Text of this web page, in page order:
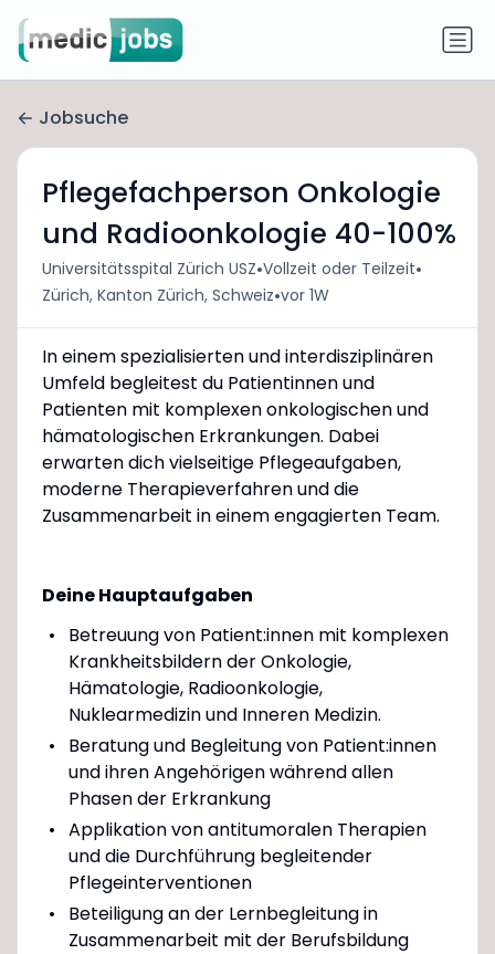
Jobsuche
Pflegefachperson Onkologie
und Radioonkologie 40-100%
Universitätsspital Zürich USZ•Vollzeit oder Teilzeit•
Zürich, Kanton Zürich, Schweiz•vor 1W
In einem spezialisierten und interdisziplinären
Umfeld begleitest du Patientinnen und
Patienten mit komplexen onkologischen und
hämatologischen Erkrankungen. Dabei
erwarten dich vielseitige Pflegeaufgaben,
moderne Therapieverfahren und die
Zusammenarbeit in einem engagierten Team.
Deine Hauptaufgaben
Betreuung von Patient:innen mit komplexen
Krankheitsbildern der Onkologie,
Hämatologie, Radioonkologie,
Nuklearmedizin und Inneren Medizin.
Beratung und Begleitung von Patient:innen
und ihren Angehörigen während allen
Phasen der Erkrankung
Applikation von antitumoralen Therapien
und die Durchführung begleitender
Pflegeinterventionen
Beteiligung an der Lernbegleitung in
Zusammenarbeit mit der Berufsbildung